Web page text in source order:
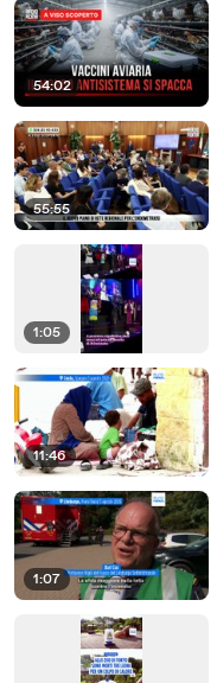
54:02
55:55
1:05
11:46
1:07